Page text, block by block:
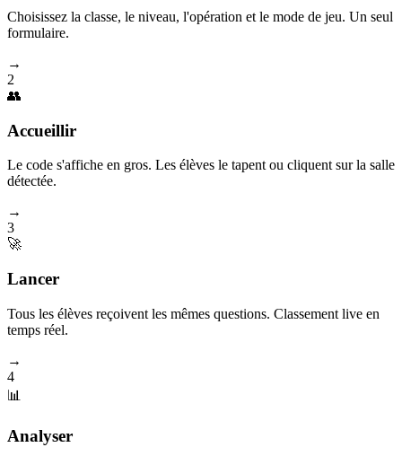
Choisissez la classe, le niveau, l'opération et le mode de jeu. Un seul
formulaire.
→
2
👥
Accueillir
Le code s'affiche en gros. Les élèves le tapent ou cliquent sur la salle
détectée.
→
3
🚀
Lancer
Tous les élèves reçoivent les mêmes questions. Classement live en
temps réel.
→
4
📊
Analyser